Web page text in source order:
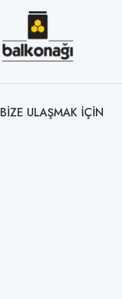
BIZE ULAŞMAK IÇIN